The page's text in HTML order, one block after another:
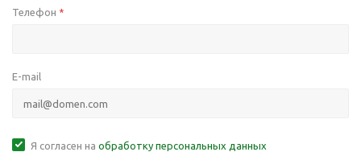
Телефон *
E-mail
Я согласен на обработку персональных данных